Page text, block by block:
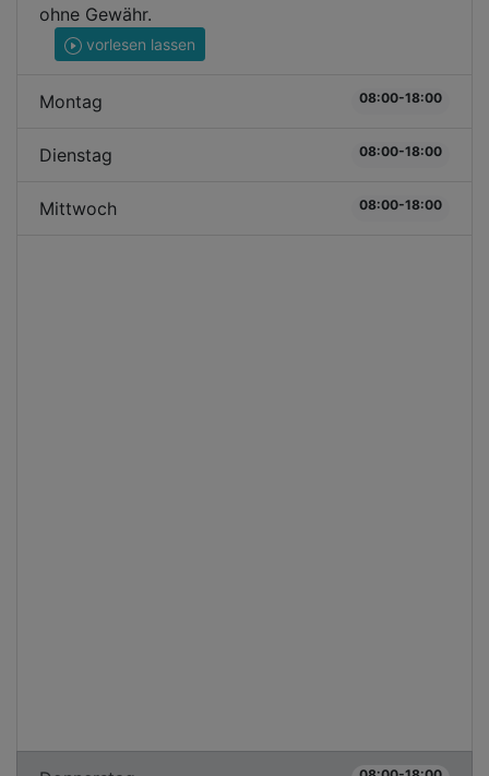
ohne Gewähr.
vorlesen lassen
Montag 08:00-18:00
Dienstag 08:00-18:00
Mittwoch 08:00-18:00